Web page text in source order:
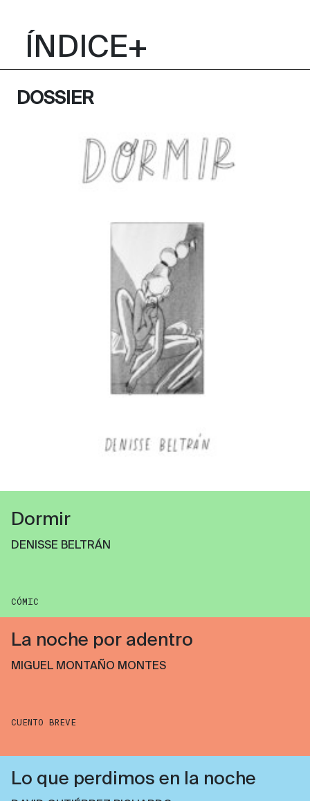
DOSSIER
Dormir
DENISSE BELTRÁN
CÓMIC
La noche por adentro
MIGUEL MONTAÑO MONTES
CUENTO BREVE
Lo que perdimos en la noche